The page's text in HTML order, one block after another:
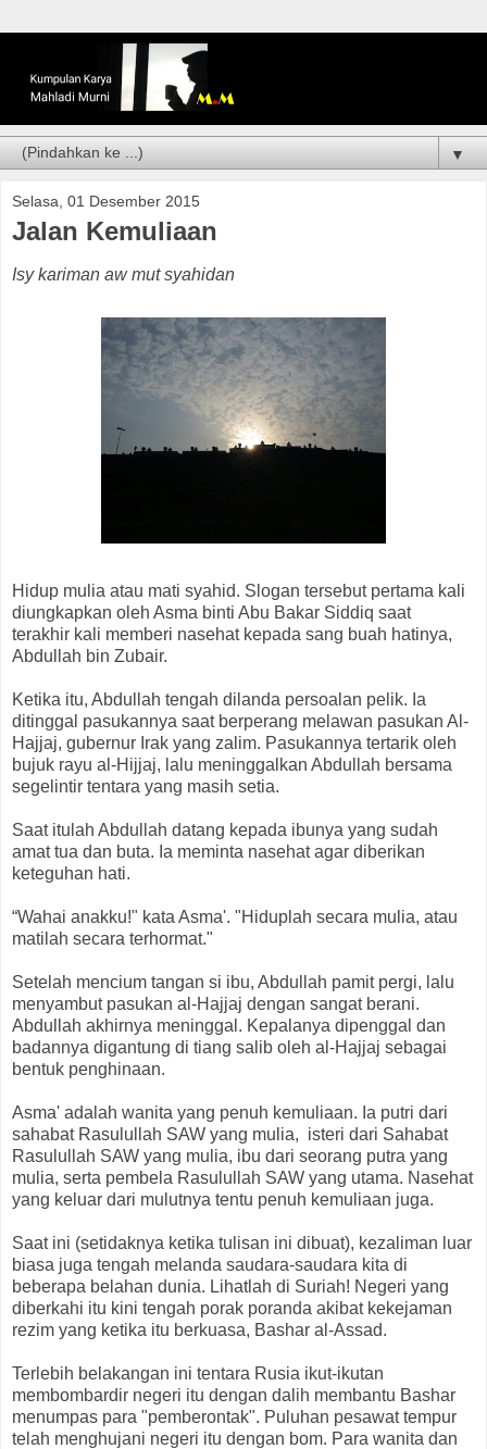
▼
Selasa, 01 Desember 2015
Jalan Kemuliaan
Isy kariman aw mut syahidan
Hidup mulia atau mati syahid. Slogan tersebut pertama kali
diungkapkan oleh Asma binti Abu Bakar Siddiq saat
terakhir kali memberi nasehat kepada sang buah hatinya,
Abdullah bin Zubair.
Ketika itu, Abdullah tengah dilanda persoalan pelik. Ia
ditinggal pasukannya saat berperang melawan pasukan Al-
Hajjaj, gubernur Irak yang zalim. Pasukannya tertarik oleh
bujuk rayu al-Hijjaj, lalu meninggalkan Abdullah bersama
segelintir tentara yang masih setia.
Saat itulah Abdullah datang kepada ibunya yang sudah
amat tua dan buta. Ia meminta nasehat agar diberikan
keteguhan hati.
“Wahai anakku!" kata Asma'. "Hiduplah secara mulia, atau
matilah secara terhormat."
Setelah mencium tangan si ibu, Abdullah pamit pergi, lalu
menyambut pasukan al-Hajjaj dengan sangat berani.
Abdullah akhirnya meninggal. Kepalanya dipenggal dan
badannya digantung di tiang salib oleh al-Hajjaj sebagai
bentuk penghinaan.
Asma' adalah wanita yang penuh kemuliaan. Ia putri dari
sahabat Rasulullah SAW yang mulia, isteri dari Sahabat
Rasulullah SAW yang mulia, ibu dari seorang putra yang
mulia, serta pembela Rasulullah SAW yang utama. Nasehat
yang keluar dari mulutnya tentu penuh kemuliaan juga.
Saat ini (setidaknya ketika tulisan ini dibuat), kezaliman luar
biasa juga tengah melanda saudara-saudara kita di
beberapa belahan dunia. Lihatlah di Suriah! Negeri yang
diberkahi itu kini tengah porak poranda akibat kekejaman
rezim yang ketika itu berkuasa, Bashar al-Assad.
Terlebih belakangan ini tentara Rusia ikut-ikutan
membombardir negeri itu dengan dalih membantu Bashar
menumpas para "pemberontak". Puluhan pesawat tempur
telah menghujani negeri itu dengan bom. Para wanita dan